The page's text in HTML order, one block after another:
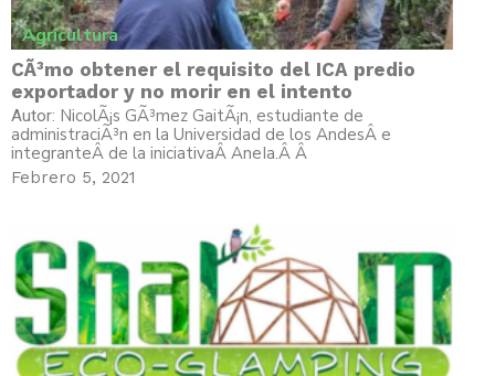
Agricultura
CÃ³mo obtener el requisito del ICA predio
exportador y no morir en el intento
Autor: NicolÃ¡s GÃ³mez GaitÃ¡n, estudiante de
administraciÃ³n en la Universidad de los AndesÂ e
integranteÂ de la iniciativaÂ AneIa.Â Â
Febrero 5, 2021